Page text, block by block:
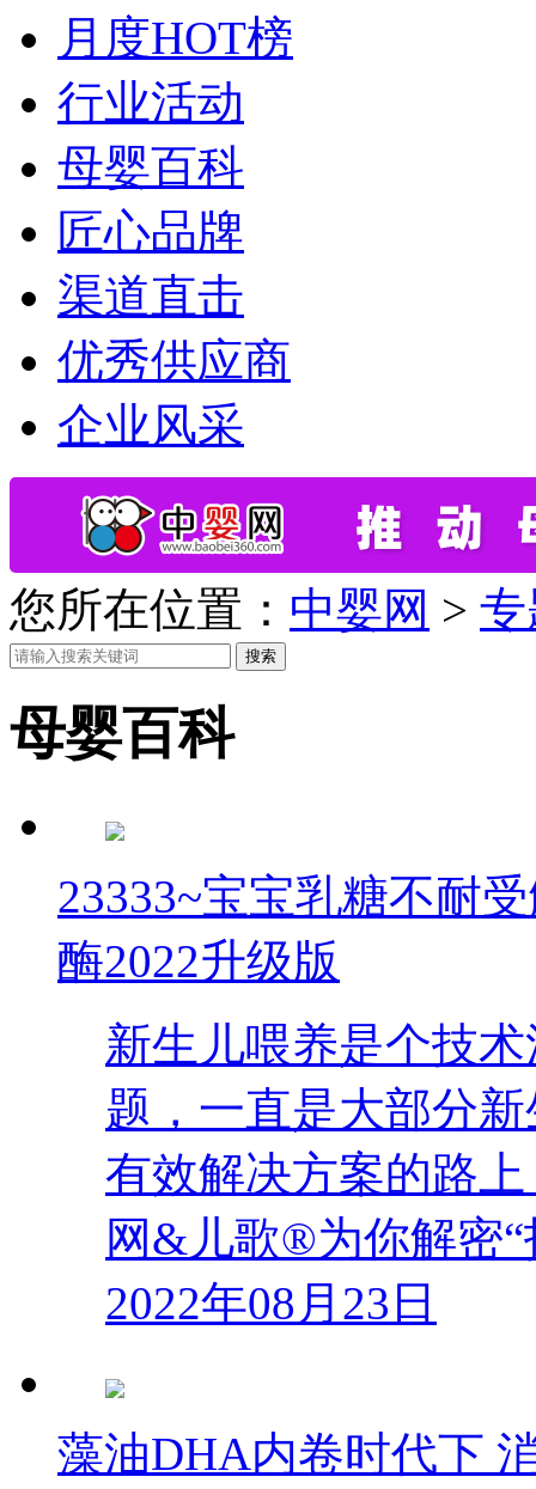
月度HOT榜
行业活动
母婴百科
匠心品牌
渠道直击
优秀供应商
企业风采
您所在位置： 中婴网 >
搜索
母婴百科
23333~宝宝乳糖不耐
酶2022升级版
新生儿喂养是个技
题，一直是大部分
有效解决方案的路
网&儿歌®为你解密“
2022年08月23日
藻油DHA内卷时代下